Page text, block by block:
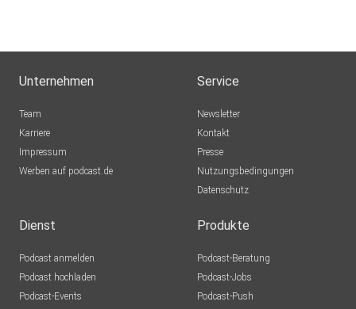
Unternehmen
Team
Karriere
Impressum
Werben auf podcast.de
Service
Newsletter
Kontakt
Presse
Nutzungsbedingungen
Datenschutz
Dienst
Podcast anmelden
Podcast hochladen
Podcast-Events
Produkte
Podcast-Beratung
Podcast-Jobs
Podcast-Push